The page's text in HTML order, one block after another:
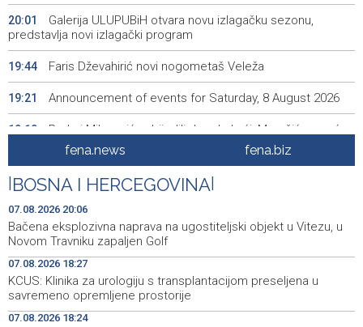
20:01
Galerija ULUPUBiH otvara novu izlagačku sezonu,
predstavlja novi izlagački program
19:44 Faris Dževahirić novi nogometaš Veleža
19:21 Announcement of events for Saturday, 8 August 2026
19:10
Rudari Milanovića ubijedili da ode kući, Memčić se već
ponovo vratio u jamu 'Raspotočje'
19:03
Sarajevo Film Festival presents Kinoscope and
Kinoscope Surreal programs
19:00 Najave događaja za 8. 8. 2026. godine (subota)
18:58
Fire breaks out across more than 40 hectares in Grude,
firefighters and Air Tractors on the ground
18:55
Zelenski doputovao u Beograd, sutra sastanak s
Vučićem
fena.news fena.biz
BOSNA I HERCEGOVINA
07.08.2026 20:06
Bačena eksplozivna naprava na ugostiteljski objekt u Vitezu, u
Novom Travniku zapaljen Golf
07.08.2026 18:27
KCUS: Klinika za urologiju s transplantacijom preseljena u
savremeno opremljene prostorije
07.08.2026 18:24